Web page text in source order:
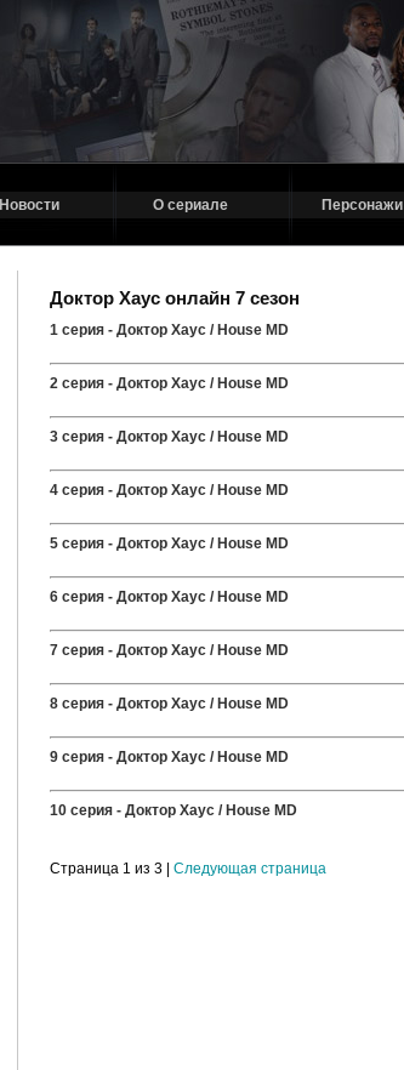
Новости О сериале Персонажи
Доктор Хаус онлайн 7 сезон
1 серия - Доктор Хаус / House MD
2 серия - Доктор Хаус / House MD
3 серия - Доктор Хаус / House MD
4 серия - Доктор Хаус / House MD
5 серия - Доктор Хаус / House MD
6 серия - Доктор Хаус / House MD
7 серия - Доктор Хаус / House MD
8 серия - Доктор Хаус / House MD
9 серия - Доктор Хаус / House MD
10 серия - Доктор Хаус / House MD
Страница 1 из 3 | Следующая страница